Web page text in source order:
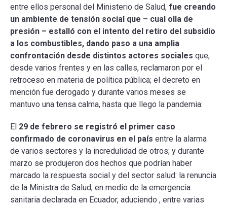
entre ellos personal del Ministerio de Salud, fue creando
un ambiente de tensión social que – cual olla de
presión – estalló con el intento del retiro del subsidio
a los combustibles, dando paso a una amplia
confrontación desde distintos actores sociales que,
desde varios frentes y en las calles, reclamaron por el
retroceso en materia de política pública; el decreto en
mención fue derogado y durante varios meses se
mantuvo una tensa calma, hasta que llego la pandemia:
El 29 de febrero se registró el primer caso
confirmado de coronavirus en el país entre la alarma
de varios sectores y la incredulidad de otros; y durante
marzo se produjeron dos hechos que podrían haber
marcado la respuesta social y del sector salud: la renuncia
de la Ministra de Salud, en medio de la emergencia
sanitaria declarada en Ecuador, aduciendo , entre varias